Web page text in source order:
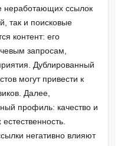
неработающих ссылок
так и поисковые
контент: его
запросам,
Дублированный
могут привести к
Далее,
профиль: качество и
негативно влияют